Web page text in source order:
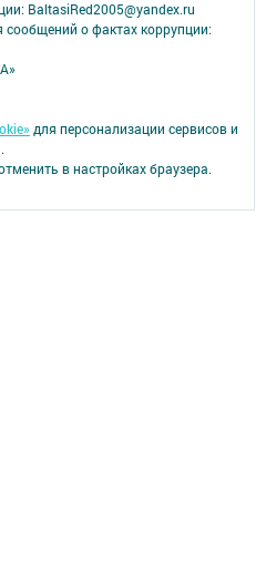
BaltasiRed2005@yandex.ru
о фактах коррупции:
для персонализации сервисов и
в настройках браузера.